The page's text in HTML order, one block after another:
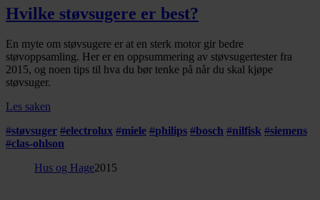
Hvilke støvsugere er best?
En myte om støvsugere er at en sterk motor gir bedre
støvoppsamling. Her er en oppsummering av støvsugertester fra
2015, og noen tips til hva du bør tenke på når du skal kjøpe
støvsuger.
Les saken
#støvsuger #electrolux #miele #philips #bosch #nilfisk #siemens
#clas-ohlson
Hus og Hage2015